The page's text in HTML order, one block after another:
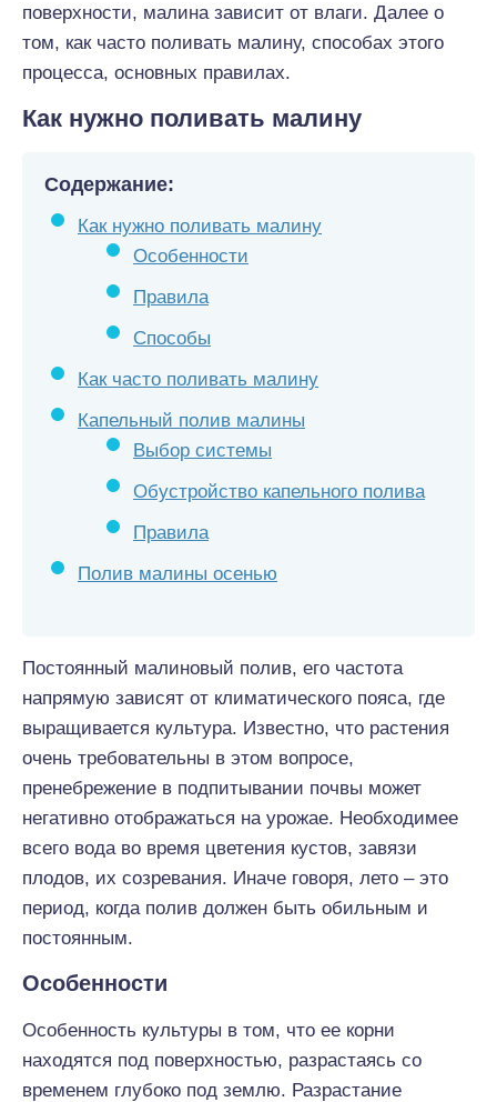
поверхности, малина зависит от влаги. Далее о
том, как часто поливать малину, способах этого
процесса, основных правилах.
Как нужно поливать малину
Содержание:
Как нужно поливать малину
Особенности
Правила
Способы
Как часто поливать малину
Капельный полив малины
Выбор системы
Обустройство капельного полива
Правила
Полив малины осенью
Постоянный малиновый полив, его частота
напрямую зависят от климатического пояса, где
выращивается культура. Известно, что растения
очень требовательны в этом вопросе,
пренебрежение в подпитывании почвы может
негативно отображаться на урожае. Необходимее
всего вода во время цветения кустов, завязи
плодов, их созревания. Иначе говоря, лето – это
период, когда полив должен быть обильным и
постоянным.
Особенности
Особенность культуры в том, что ее корни
находятся под поверхностью, разрастаясь со
временем глубоко под землю. Разрастание